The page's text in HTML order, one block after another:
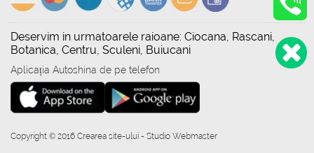
Deservim in urmatoarele raioane: Ciocana, Rascani,
Botanica, Centru, Sculeni, Buiucani
Aplicația Autoshina de pe telefon
Copyright © 2016 Crearea site-ului - Studio Webmaster